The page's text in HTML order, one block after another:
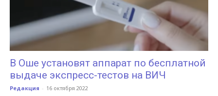
В Оше установят аппарат по бесплатной
выдаче экспресс-тестов на ВИЧ
Редакция - 16 октября 2022